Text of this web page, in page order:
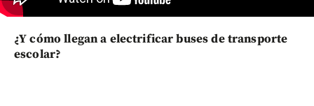
¿Y cómo llegan a electrificar buses de transporte
escolar?